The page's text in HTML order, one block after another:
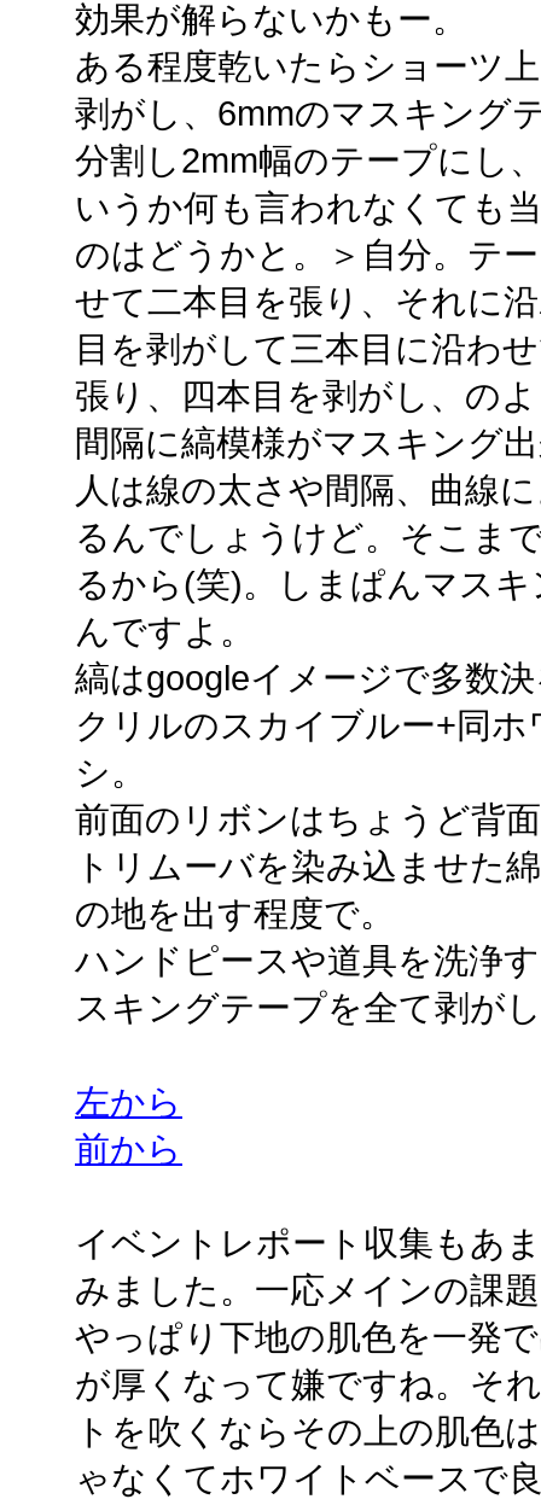
効果が解らないかもー。
ある程度乾いたらショーツ
剥がし、6mmのマスキング
分割し2mm幅のテープにし
いうか何も言われなくても
のはどうかと。＞自分。テ
せて二本目を張り、それに
目を剥がして三本目に沿わ
張り、四本目を剥がし、の
間隔に縞模様がマスキング
人は線の太さや間隔、曲線
るんでしょうけど。そこま
るから(笑)。しまぱんマス
んですよ。
縞はgoogleイメージで多数
クリルのスカイブルー+同
シ。
前面のリボンはちょうど背
トリムーバを染み込ませた
の地を出す程度で。
ハンドピースや道具を洗浄
スキングテープを全て剥が
左から
前から
イベントレポート収集もあ
みました。一応メインの課
やっぱり下地の肌色を一発
が厚くなって嫌ですね。そ
トを吹くならその上の肌色
ゃなくてホワイトベースで